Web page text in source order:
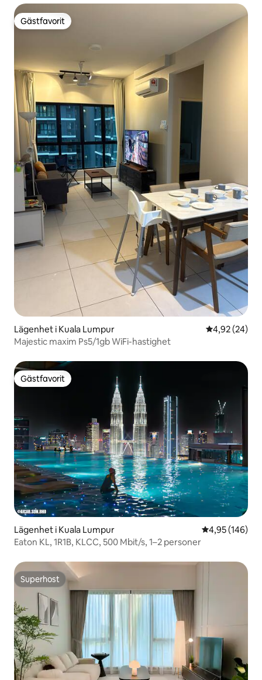
Gästfavorit
Gästfavorit
Lägenhet i Kuala Lumpur 4,92 av 5 i
4,92 (24)
Majestic maxim Ps5/1gb WiFi-hastighet
Gästfavorit
Gästfavorit
Lägenhet i Kuala Lumpur 4,95 av 5 i
4,95 (146)
Eaton KL, 1R1B, KLCC, 500 Mbit/s, 1–2 personer
Superhost
Superhost